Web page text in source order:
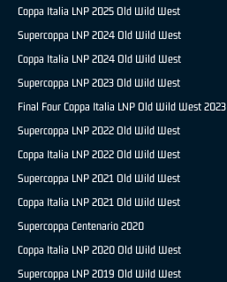
Coppa Italia LNP 2025 Old Wild West
Supercoppa LNP 2024 Old Wild West
Coppa Italia LNP 2024 Old Wild West
Supercoppa LNP 2023 Old Wild West
Final Four Coppa Italia LNP Old Wild West 2023
Supercoppa LNP 2022 Old Wild West
Coppa Italia LNP 2022 Old Wild West
Supercoppa LNP 2021 Old Wild West
Coppa Italia LNP 2021 Old Wild West
Supercoppa Centenario 2020
Coppa Italia LNP 2020 Old Wild West
Supercoppa LNP 2019 Old Wild West